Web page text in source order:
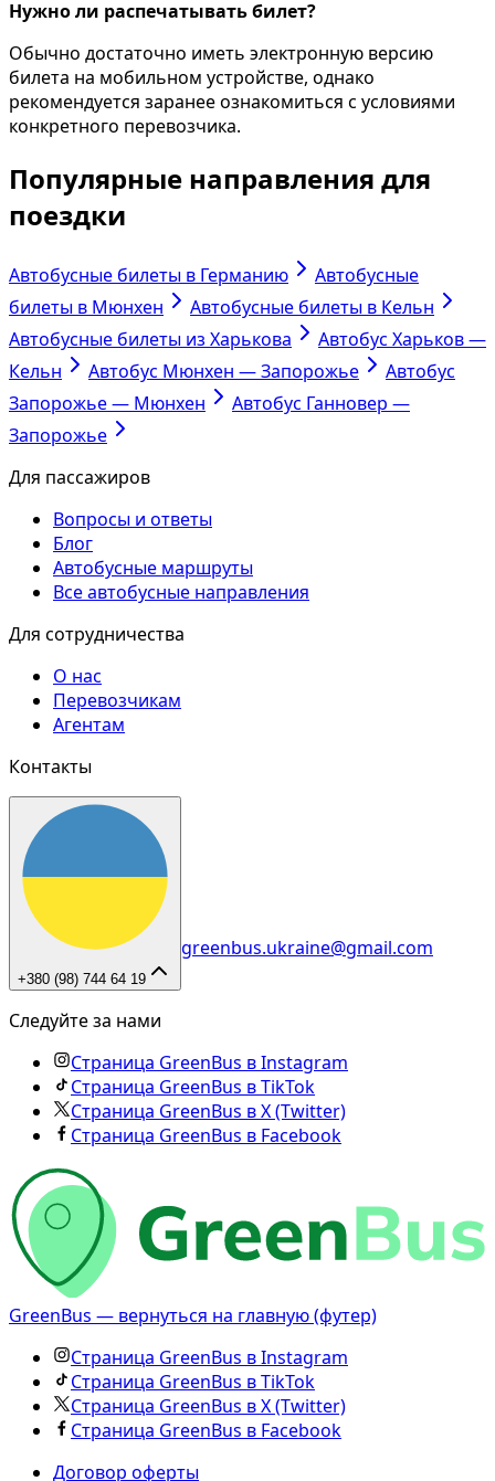
Нужно ли распечатывать билет?
Обычно достаточно иметь электронную версию
билета на мобильном устройстве, однако
рекомендуется заранее ознакомиться с условиями
конкретного перевозчика.
Популярные направления для
поездки
Автобусные билеты в Германию
Автобусные
билеты в Мюнхен
Автобусные билеты в Кельн
Автобусные билеты из Харькова
Автобус Харьков —
Кельн
Автобус Мюнхен — Запорожье
Автобус
Запорожье — Мюнхен
Автобус Ганновер —
Запорожье
Для пассажиров
Вопросы и ответы
Блог
Автобусные маршруты
Все автобусные направления
Для сотрудничества
О нас
Перевозчикам
Агентам
Контакты
+380 (98) 744 64 19
greenbus.ukraine@gmail.com
Следуйте за нами
Страница GreenBus в Instagram
Страница GreenBus в TikTok
Страница GreenBus в X (Twitter)
Страница GreenBus в Facebook
GreenBus — вернуться на главную (футер)
Страница GreenBus в Instagram
Страница GreenBus в TikTok
Страница GreenBus в X (Twitter)
Страница GreenBus в Facebook
Договор оферты